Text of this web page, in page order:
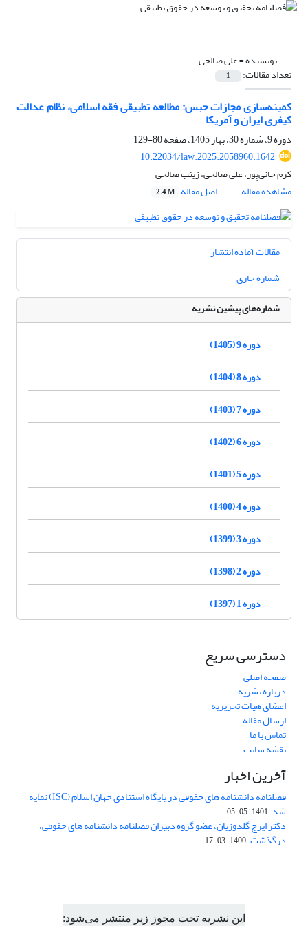
نویسنده =علی صالحی
تعداد مقالات: 1
کمینه‌سازی مجازات حبس: مطالعه تطبیقی فقه اسلامی، نظام عدالت
کیفری ایران و آمریکا
دوره 9، شماره 30، بهار 1405، صفحه
80-129
10.22034/law.2025.2058960.1642
کرم جانی‌پور، علی صالحی، زینب صالحی
مشاهده مقاله
اصل مقاله 2.4 M
مقالات آماده انتشار
شماره جاری
شماره‌های پیشین نشریه
دوره 9 (1405)
دوره 8 (1404)
دوره 7 (1403)
دوره 6 (1402)
دوره 5 (1401)
دوره 4 (1400)
دوره 3 (1399)
دوره 2 (1398)
دوره 1 (1397)
دسترسی سریع
صفحه اصلی
درباره نشریه
اعضای هیات تحریریه
ارسال مقاله
تماس با ما
نقشه سایت
آخرین اخبار
فصلنامه دانشنامه های حقوقی در پایگاه استنادی جهان اسلام (ISC) نمایه
شد.1401-05-05
دکتر ایرج گلدوزیان، عضو گروه دبیران فصلنامه دانشنامه های حقوقی،
درگذشت.1400-03-17
این نشریه تحت مجوز زیر منتشر می‌شود: